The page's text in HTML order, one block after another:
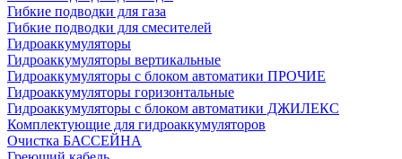
Гибкие подводки для газа
Гибкие подводки для смесителей
Гидроаккумуляторы
Гидроаккумуляторы вертикальные
Гидроаккумуляторы с блоком автоматики ПРОЧИЕ
Гидроаккумуляторы горизонтальные
Гидроаккумуляторы с блоком автоматики ДЖИЛЕКС
Комплектующие для гидроаккумуляторов
Очистка БАССЕЙНА